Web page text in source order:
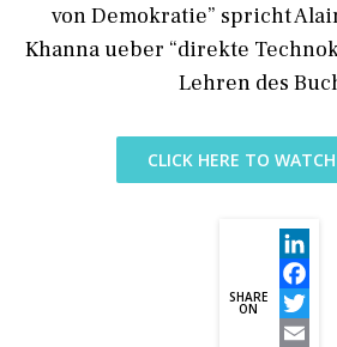
von Demokratie” spricht
Khanna ueber “direkte
Lehren des
CLICK HERE TO
SHARE
ON